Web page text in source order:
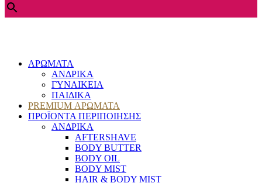
ΑΡΩΜΑΤΑ
ΑΝΔΡΙΚΑ
ΓΥΝΑΙΚΕΙΑ
ΠΑΙΔΙΚΑ
PREMIUM ΑΡΩΜΑΤΑ
ΠΡΟΪΟΝΤΑ ΠΕΡΙΠΟΙΗΣΗΣ
ΑΝΔΡΙΚΑ
AFTERSHAVE
BODY BUTTER
BODY OIL
BODY MIST
HAIR & BODY MIST